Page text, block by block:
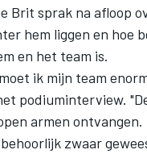
Brit sprak na afloop
hem liggen en hoe
en het team is.
ik mijn team
podiuminterview.
armen ontvangen.
zwaar